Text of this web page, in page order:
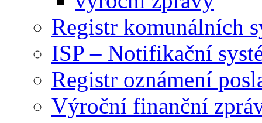
Registr komunálních
ISP – Notifikační
Registr oznámení
Výroční finanční